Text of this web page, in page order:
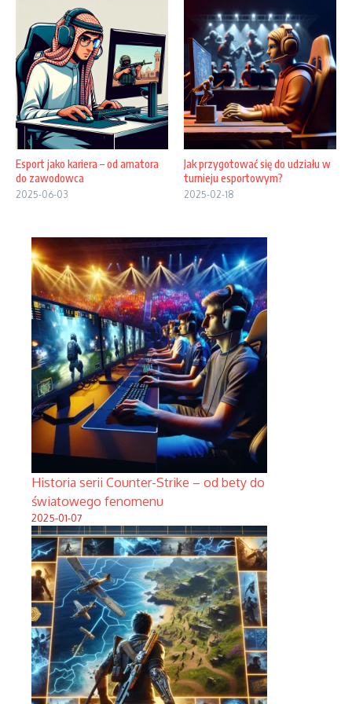
Esport jako kariera – od amatora
do zawodowca
2025-06-03
Jak przygotować się do udziału w
turnieju esportowym?
2025-02-18
Historia serii Counter-Strike – od bety do
światowego fenomenu
2025-01-07